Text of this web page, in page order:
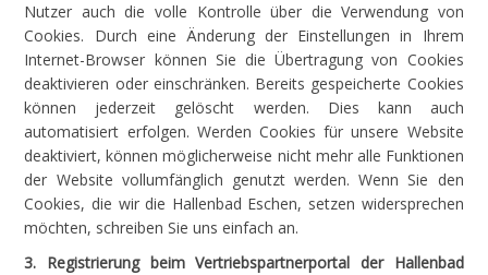
Nutzer auch die volle Kontrolle über die Verwendung von
Cookies. Durch eine Änderung der Einstellungen in Ihrem
Internet-Browser können Sie die Übertragung von Cookies
deaktivieren oder einschränken. Bereits gespeicherte Cookies
können jederzeit gelöscht werden. Dies kann auch
automatisiert erfolgen. Werden Cookies für unsere Website
deaktiviert, können möglicherweise nicht mehr alle Funktionen
der Website vollumfänglich genutzt werden. Wenn Sie den
Cookies, die wir die Hallenbad Eschen, setzen widersprechen
möchten, schreiben Sie uns einfach an.
3. Registrierung beim Vertriebspartnerportal der Hallenbad